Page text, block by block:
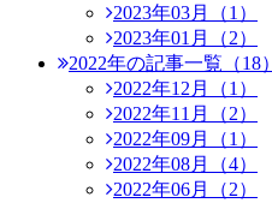
2023年03月（1）
2023年01月（2）
2022年の記事一覧（18）
2022年12月（1）
2022年11月（2）
2022年09月（1）
2022年08月（4）
2022年06月（2）